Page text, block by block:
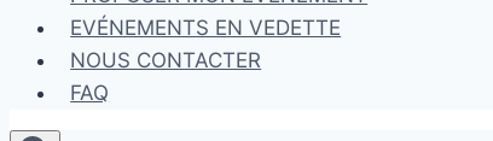
EVÉNEMENTS EN VEDETTE
NOUS CONTACTER
FAQ